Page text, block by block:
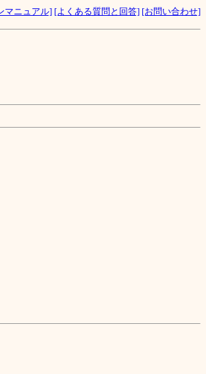
マニュアル] [よくある質問と回答] [お問い合わせ]